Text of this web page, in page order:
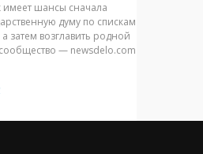
шансы сначала
думу по спискам
затем возглавить родной
— newsdelo.com